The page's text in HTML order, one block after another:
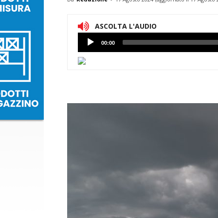
ASCOLTA L'AUDIO
Lettore
Audio
00:00